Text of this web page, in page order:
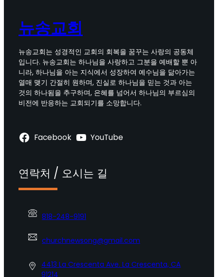
뉴송교회
뉴송교회는 성경적인 교회의 회복을 꿈꾸는 사랑의 공동체
입니다. 뉴송교회는 하나님을 사랑하고 그분을 예배할 뿐 아
니라, 하나님을 아는 지식에서 성장하여 예수님을 닮아가는
열매 맺기 간절히 원하며, 진실로 하나님을 믿는 것과 아는
것의 하나됨을 추구하며, 은혜를 넘어서 하나님의 부르심의
비전에 반응하는 교회되기를 소망합니다.
Facebook YouTube
연락처 / 오시는 길
818-248-9191
churchnewsong@gmail.com
4413 La Crescenta Ave. La Crescenta, CA
91214